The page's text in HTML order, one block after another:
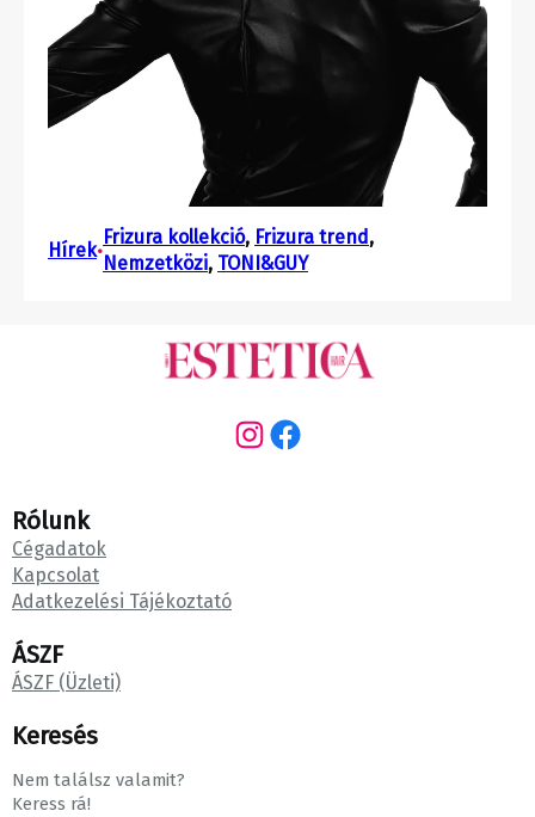
Hírek•
Frizura kollekció, Frizura trend
Nemzetközi, TONI&GUY
Instagram Facebook
Rólunk
Cégadatok
Kapcsolat
Adatkezelési Tájékoztató
ÁSZF
ÁSZF (Üzleti)
Keresés
Nem találsz valamit?
Keress rá!